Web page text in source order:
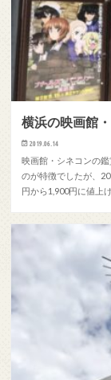
横浜の映画館
2019.06.14
映画館・シネコンの
のが特徴でしたが、
円から1,900円に値上